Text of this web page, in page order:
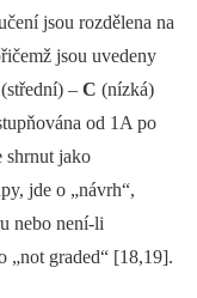
jsou rozdělena na
jsou uvedeny
(střední) –⁠ C (nízká)
od 1A po
shrnut jako
jde o „návrh“,
nebo není-li
„not graded“ [18,19].